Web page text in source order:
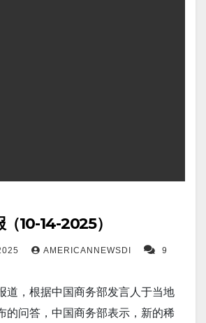
达成协议，降低医疗补助药品价格
网站。 Screenshot 8。据Ukraine
乌克兰无人机袭击摧毁克里米亚油
Screenshot 9。新德里（路透社）
布的数据显示，9 月份印度零售年
的八年低点，原因是食品价格下
据Ukraine War…
10-14-2025）
AMERICANNEWSDI 9
道，根据中国商务部发言人于当地
的问答，中国商务部表示，新的稀